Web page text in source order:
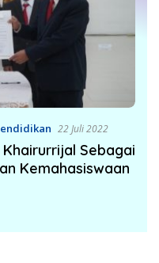
22 Juli 2022
Sebagai
Kemahasiswaan